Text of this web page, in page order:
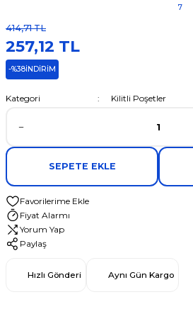
7
414,71 TL
257,12 TL
-%38İNDİRİM
Kategori Kilitli Poşetler
SEPETE EKLE
Fiyat Alarmı
Yorum Yap
Paylaş
Hızlı Gönderi Aynı Gün Kargo